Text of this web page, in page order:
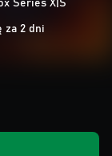
Series X|S
za 2 dni